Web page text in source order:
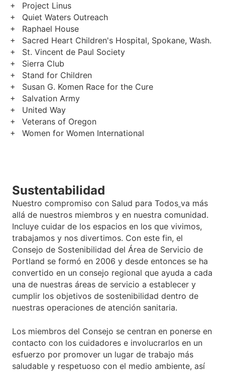
Project Linus
Quiet Waters Outreach
Raphael House
Sacred Heart Children's Hospital, Spokane, Wash.
St. Vincent de Paul Society
Sierra Club
Stand for Children
Susan G. Komen Race for the Cure
Salvation Army
United Way
Veterans of Oregon
Women for Women International
Sustentabilidad
Nuestro compromiso con Salud para Todos va más
allá de nuestros miembros y en nuestra comunidad.
Incluye cuidar de los espacios en los que vivimos,
trabajamos y nos divertimos. Con este fin, el
Consejo de Sostenibilidad del Área de Servicio de
Portland se formó en 2006 y desde entonces se ha
convertido en un consejo regional que ayuda a cada
una de nuestras áreas de servicio a establecer y
cumplir los objetivos de sostenibilidad dentro de
nuestras operaciones de atención sanitaria.
Los miembros del Consejo se centran en ponerse en
contacto con los cuidadores e involucrarlos en un
esfuerzo por promover un lugar de trabajo más
saludable y respetuoso con el medio ambiente, así